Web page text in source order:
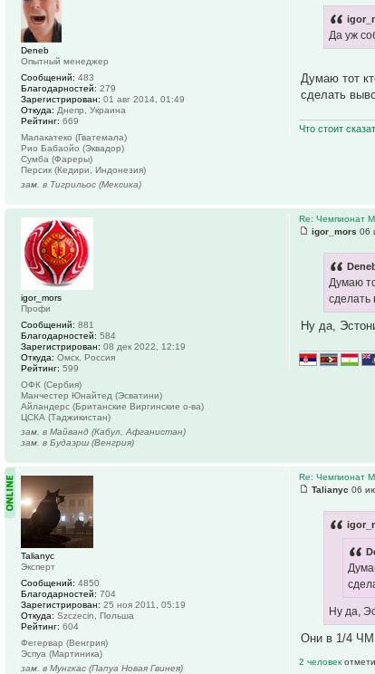
Да уж
Думаю тот
сделать
Что стоит
Deneb
Опытный менеджер
Сообщений: 483
Благодарностей: 279
Зарегистрирован: 01 авг 2014, 01:49
Откуда: Днепр, Украина
Рейтинг: 669
Малакатеко (Гватемала)
Рио Бабаойо (Эквадор)
Сумба (Фареры)
Персик (Кедири, Индонезия)
зам. в Тигрильос (Мексика)
Re: Чемпионат
igor_mors 06
Думаю
Ну да,
igor_mors
Профи
Сообщений: 881
Благодарностей: 584
Зарегистрирован: 08 дек 2022, 12:19
Откуда: Омск, Россия
Рейтинг: 599
ОФК (Сербия)
Манчестер Юнайтед (Эсватини)
Айландерс (Британские Виргинские о-ва)
ЦСКА (Таджикистан)
зам. в Майванд (Кабул, Афганистан)
зам. в Будаэрш (Венгрия)
Re: Чемпионат
Talianyc 06
Ну да,
Они в 1/4
2 человек
Talianyc
Эксперт
Сообщений: 4850
Благодарностей: 704
Зарегистрирован: 25 ноя 2011, 05:19
Откуда: Szczecin, Польша
Рейтинг: 604
Фегервар (Венгрия)
Эспуа (Мартиника)
зам. в Мунгкас (Папуа Новая Гвинея)